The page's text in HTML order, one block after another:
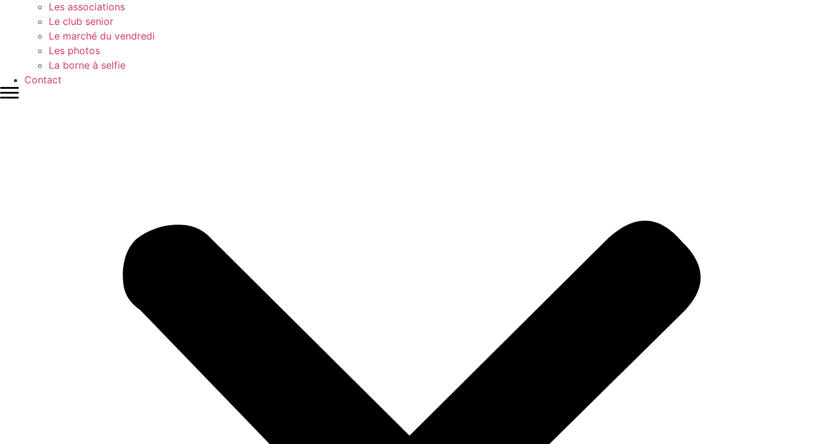
Les associations
Le club senior
Le marché du vendredi
Les photos
La borne à selfie
Contact